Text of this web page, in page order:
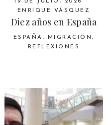
ENRIQUE VÁSQUEZ
Diez años en España
ESPAÑA , MIGRACIÓN,
REFLEXIONES